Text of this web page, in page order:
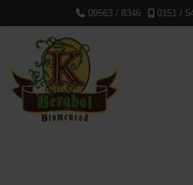
09563 / 8346 0151 /